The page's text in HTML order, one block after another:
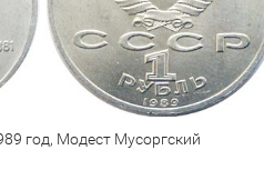
год, Модест Мусоргский